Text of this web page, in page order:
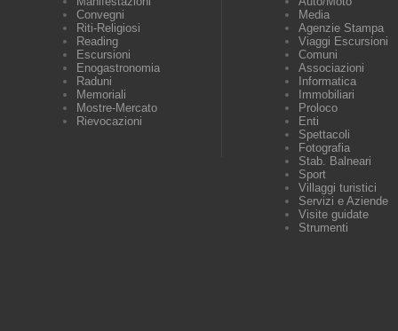
Convegni
Riti-Religiosi
Reading
Escursioni
Enogastronomia
Raduni
Memoriali
Mostre-Mercato
Rievocazioni
Media
Agenzie Stampa
Viaggi Escursioni
Comuni
Associazioni
Informatica
Immobiliari
Proloco
Enti
Spettacoli
Fotografia
Stab. Balneari
Sport
Villaggi turistici
Servizi e Aziende
Visite guidate
Strumenti